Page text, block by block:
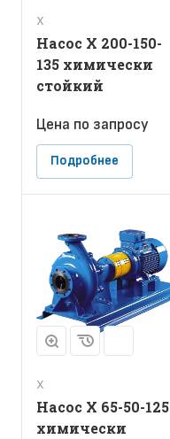
Х
Насос Х 200-150-
135 химически
стойкий
Цена по запросу
Подробнее
Х
Насос Х 65-50-125
химически